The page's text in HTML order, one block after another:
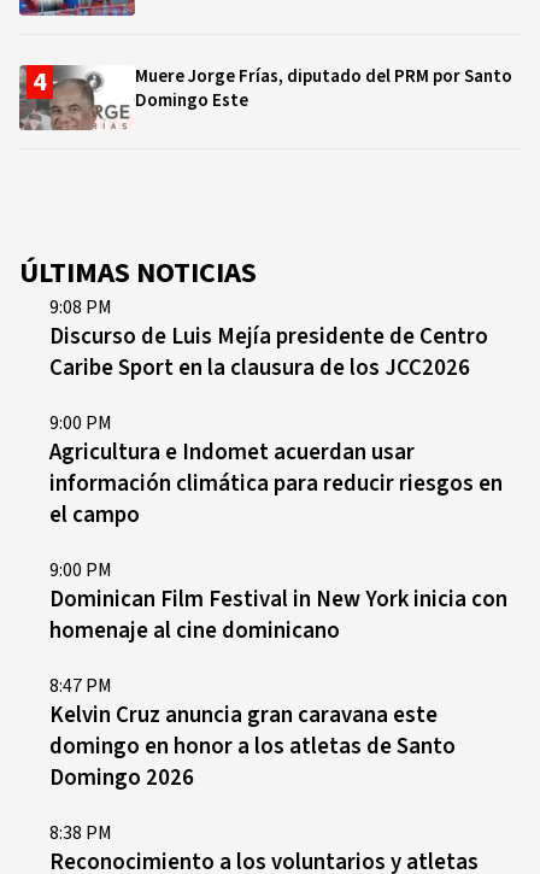
Muere Jorge Frías, diputado del PRM por Santo
Domingo Este
ÚLTIMAS NOTICIAS
9:08 PM
Discurso de Luis Mejía presidente de Centro
Caribe Sport en la clausura de los JCC2026
9:00 PM
Agricultura e Indomet acuerdan usar
información climática para reducir riesgos en
el campo
9:00 PM
Dominican Film Festival in New York inicia con
homenaje al cine dominicano
8:47 PM
Kelvin Cruz anuncia gran caravana este
domingo en honor a los atletas de Santo
Domingo 2026
8:38 PM
Reconocimiento a los voluntarios y atletas